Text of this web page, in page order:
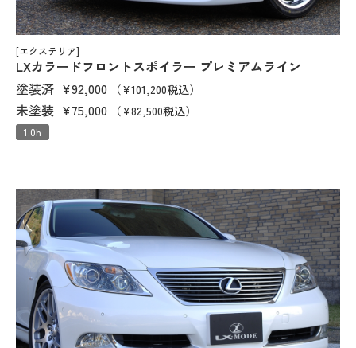
[エクステリア]
LXカラードフロントスポイラー プレミアムライン
塗装済 ¥92,000 （¥101,200税込）
未塗装 ¥75,000 （¥82,500税込）
1.0h